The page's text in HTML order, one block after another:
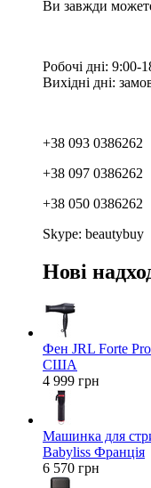
Ви завжди
Робочі дні: 9:00-
Вихідні дні:
+38 093 0386262
+38 097 0386262
+38 050 0386262
Skype: beautybuy
Нові
Фен JRL Forte
США
4 999 грн
Машинка для
Babyliss Франція
6 570 грн